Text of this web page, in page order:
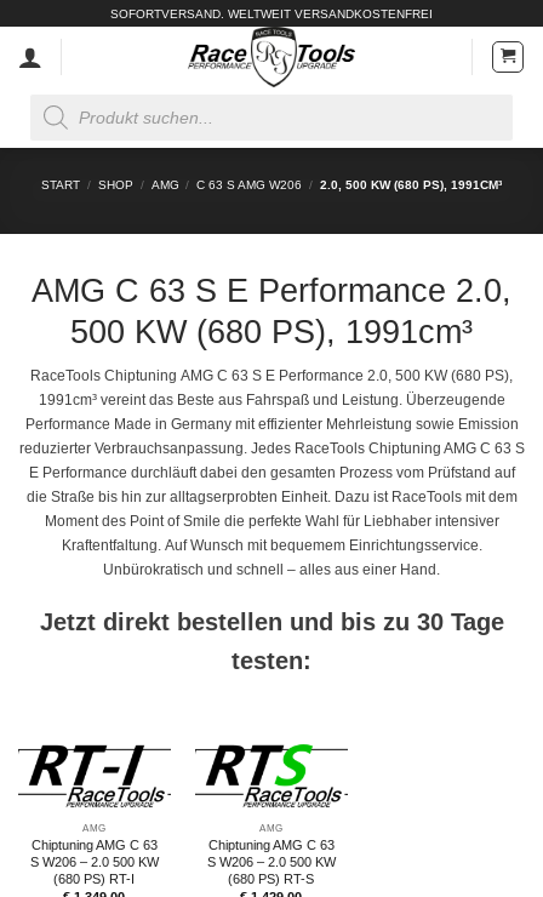
springen
SOFORTVERSAND. WELTWEIT VERSANDKOSTENFREI
search
START / SHOP / AMG / C 63 S AMG W206 / 2.0, 500 KW (680 PS), 1991CM³
AMG C 63 S E Performance 2.0,
500 KW (680 PS), 1991cm³
RaceTools Chiptuning AMG C 63 S E Performance 2.0, 500 KW (680 PS),
1991cm³ vereint das Beste aus Fahrspaß und Leistung. Überzeugende
Performance Made in Germany mit effizienter Mehrleistung sowie Emission
reduzierter Verbrauchsanpassung. Jedes RaceTools Chiptuning AMG C 63 S
E Performance durchläuft dabei den gesamten Prozess vom Prüfstand auf
die Straße bis hin zur alltagserprobten Einheit. Dazu ist RaceTools mit dem
Moment des Point of Smile die perfekte Wahl für Liebhaber intensiver
Kraftentfaltung. Auf Wunsch mit bequemem Einrichtungsservice.
Unbürokratisch und schnell – alles aus einer Hand.
Jetzt direkt bestellen und bis zu 30 Tage
testen:
AMG
Chiptuning AMG C 63
S W206 – 2.0 500 KW
(680 PS) RT-I
AMG
Chiptuning AMG C 63
S W206 – 2.0 500 KW
(680 PS) RT-S